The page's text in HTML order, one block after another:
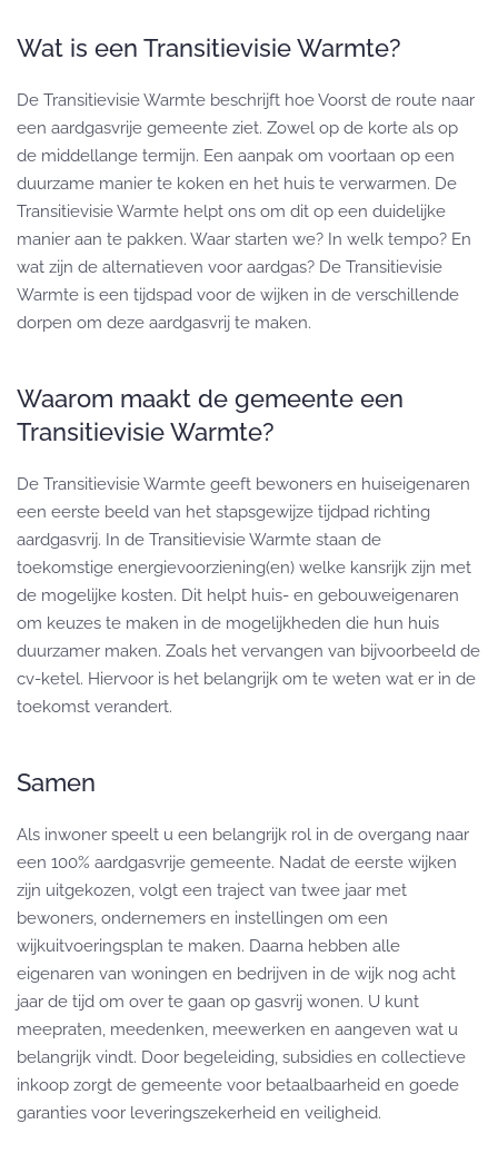
Wat is een Transitievisie Warmte?
De Transitievisie Warmte beschrijft hoe Voorst de route naar
een aardgasvrije gemeente ziet. Zowel op de korte als op
de middellange termijn. Een aanpak om voortaan op een
duurzame manier te koken en het huis te verwarmen. De
Transitievisie Warmte helpt ons om dit op een duidelijke
manier aan te pakken. Waar starten we? In welk tempo? En
wat zijn de alternatieven voor aardgas? De Transitievisie
Warmte is een tijdspad voor de wijken in de verschillende
dorpen om deze aardgasvrij te maken.
Waarom maakt de gemeente een
Transitievisie Warmte?
De Transitievisie Warmte geeft bewoners en huiseigenaren
een eerste beeld van het stapsgewijze tijdpad richting
aardgasvrij. In de Transitievisie Warmte staan de
toekomstige energievoorziening(en) welke kansrijk zijn met
de mogelijke kosten. Dit helpt huis- en gebouweigenaren
om keuzes te maken in de mogelijkheden die hun huis
duurzamer maken. Zoals het vervangen van bijvoorbeeld de
cv-ketel. Hiervoor is het belangrijk om te weten wat er in de
toekomst verandert.
Samen
Als inwoner speelt u een belangrijk rol in de overgang naar
een 100% aardgasvrije gemeente. Nadat de eerste wijken
zijn uitgekozen, volgt een traject van twee jaar met
bewoners, ondernemers en instellingen om een
wijkuitvoeringsplan te maken. Daarna hebben alle
eigenaren van woningen en bedrijven in de wijk nog acht
jaar de tijd om over te gaan op gasvrij wonen. U kunt
meepraten, meedenken, meewerken en aangeven wat u
belangrijk vindt. Door begeleiding, subsidies en collectieve
inkoop zorgt de gemeente voor betaalbaarheid en goede
garanties voor leveringszekerheid en veiligheid.